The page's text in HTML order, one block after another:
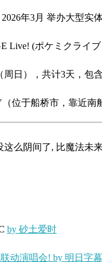
年3月 举办大型实
Live! (ポケミクライ
日），共计3天，包
位于船桥市，靠近南
么阴间了, 比魔法
by 砂土爱时
动演唱会! by 明日字